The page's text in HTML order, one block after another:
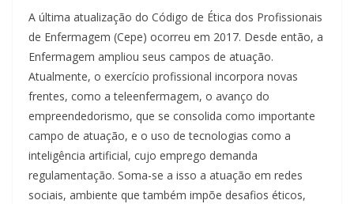
A última atualização do Código de Ética dos Profissionais
de Enfermagem (Cepe) ocorreu em 2017. Desde então, a
Enfermagem ampliou seus campos de atuação.
Atualmente, o exercício profissional incorpora novas
frentes, como a teleenfermagem, o avanço do
empreendedorismo, que se consolida como importante
campo de atuação, e o uso de tecnologias como a
inteligência artificial, cujo emprego demanda
regulamentação. Soma-se a isso a atuação em redes
sociais, ambiente que também impõe desafios éticos,